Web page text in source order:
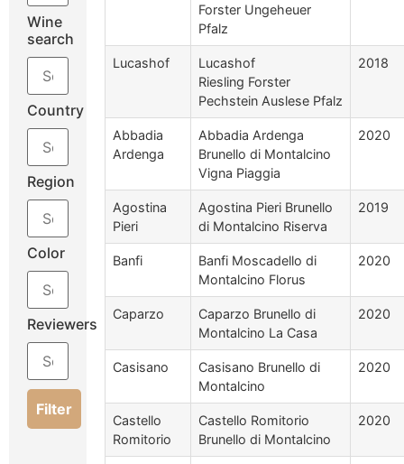
Wine
search
Country
Region
Color
Reviewers
Filter
Forster Ungeheuer
Pfalz
Lucashof
Lucashof
Riesling Forster
Pechstein Auslese Pfalz
2018
Abbadia
Ardenga
Abbadia Ardenga
Brunello di Montalcino
Vigna Piaggia
2020
Agostina
Pieri
Agostina Pieri Brunello
di Montalcino Riserva
2019
Banfi
Banfi Moscadello di
Montalcino Florus
2020
Caparzo
Caparzo Brunello di
Montalcino La Casa
2020
Casisano
Casisano Brunello di
Montalcino
2020
Castello
Romitorio
Castello Romitorio
Brunello di Montalcino
2020